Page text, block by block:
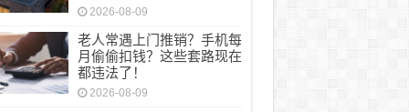
2026-08-09
老人常遇上门推销？手机每
月偷偷扣钱？这些套路现在
都违法了！
2026-08-09